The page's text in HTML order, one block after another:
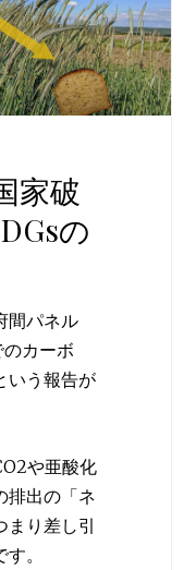
家破
の
間パネル
のカーボ
いう報告が
や亜酸化
排出の「ネ
まり差し引
。